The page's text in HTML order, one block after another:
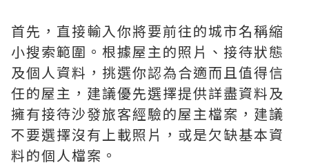
首先，直接輸入你將要前往的城市名稱縮
小搜索範圍。根據屋主的照片、接待狀態
及個人資料，挑選你認為合適而且值得信
任的屋主，建議優先選擇提供詳盡資料及
擁有接待沙發旅客經驗的屋主檔案，建議
不要選擇沒有上載照片，或是欠缺基本資
料的個人檔案。